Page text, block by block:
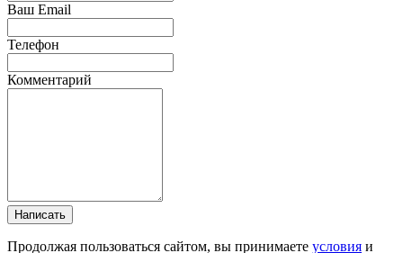
Ваш Email
Телефон
Комментарий
Написать
Продолжая пользоваться сайтом, вы принимаете условия и